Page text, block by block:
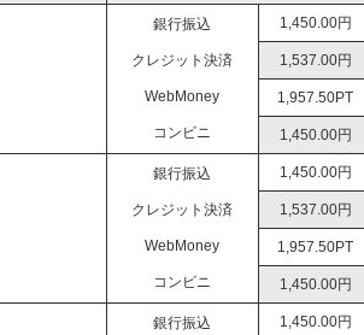
銀行振込
クレジット決済
WebMoney
コンビニ
1,450.00円
1,537.00円
1,957.50PT
1,450.00円
銀行振込
クレジット決済
WebMoney
コンビニ
1,450.00円
1,537.00円
1,957.50PT
1,450.00円
銀行振込 1,450.00円